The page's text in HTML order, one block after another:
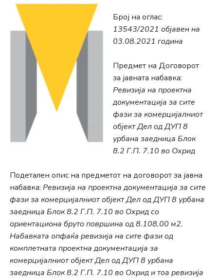
Број на оглас:
13543/2021 објавен на
03.08.2021 година
Предмет на Договорот
за јавната набавка:
Ревизија на проектна
документација за сите
фази за комерцијалниот
објект Дел од ДУП 8
урбана заедница Блок
8.2 Г.П. 7.10 во Охрид
Подетален опис на предметот на договорот за јавна
набавка: Ревизија на проектна документација за сите
фази за комерцијалниот објект Дел од ДУП 8 урбана
заедница Блок 8.2 Г.П. 7.10 во Охрид со
ориентациона бруто површина од 8.108,00 м2.
Набавката опфаќа ревизија на сите фази од
комплетната проектна документација за
комерцијалниот објект Дел од ДУП 8 урбана
заедница Блок 8.2 Г.П. 7.10 во Охрид и тоа ревизија